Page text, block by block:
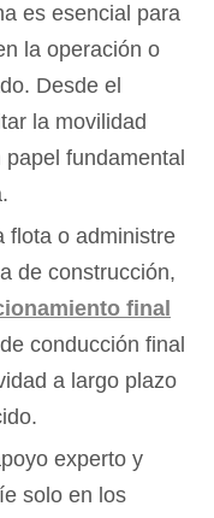
es esencial para
la operación o
Desde el
la movilidad
fundamental
flota o administre
de construcción,
final
conducción final
a largo plazo
experto y
solo en los